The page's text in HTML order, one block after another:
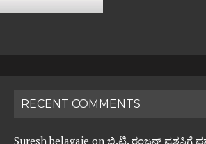
RECENT COMMENTS
Suresh belagaje onಬಿ.ಟಿ. ರಂಜನ್ ಪ್ರಶಸ್ತಿಗೆ